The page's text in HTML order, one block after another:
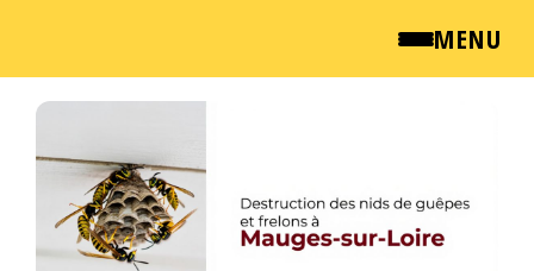
MENU
QUI SOMMES NOUS ?
NEWSROOM
TARIFS
Passer
contenu